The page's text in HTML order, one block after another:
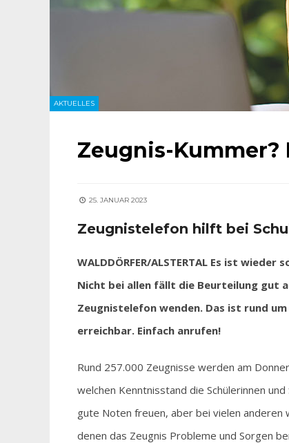
AKTUELLES
Zeugnis-Kummer?
25. JANUAR 2023
Zeugnistelefon hilft bei
WALDDÖRFER/ALSTERTAL Es ist
Nicht bei allen fällt die Beurteilung gut
Zeugnistelefon wenden. Das ist rund
erreichbar. Einfach anrufen!
Rund 257.000 Zeugnisse werden am
welchen Kenntnisstand die Schülerinnen
gute Noten freuen, aber bei vielen anderen
denen das Zeugnis Probleme und Sorgen